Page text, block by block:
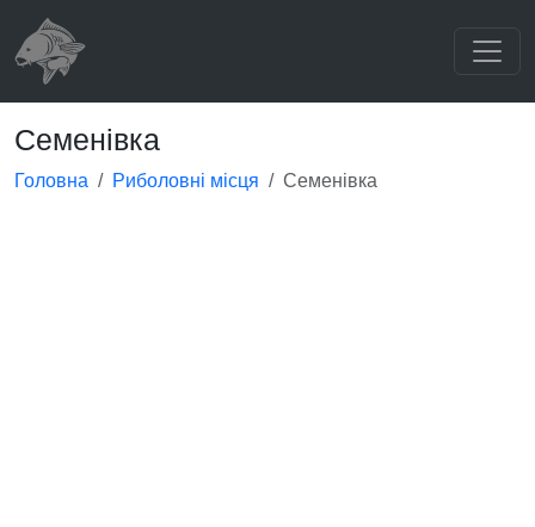
Семенівка
Головна Риболовні місця Семенівка